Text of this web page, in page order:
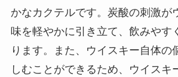
かなカクテルです。炭酸の刺激が
味を軽やかに引き立て、飲みやす
ります。また、ウイスキー自体の
しむことができるため、ウイスキ